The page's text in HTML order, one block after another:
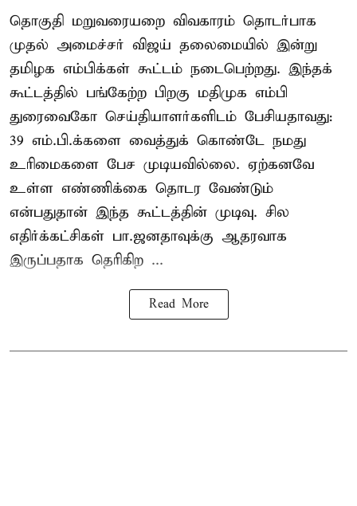
தொகுதி மறுவரையறை விவகாரம் தொடர்பாக
முதல் அமைச்சர் விஜய் தலைமையில் இன்று
தமிழக எம்பிக்கள் கூட்டம் நடைபெற்றது. இந்தக்
கூட்டத்தில் பங்கேற்ற பிறகு மதிமுக எம்பி
துரைவைகோ செய்தியாளர்களிடம் பேசியதாவது:
39 எம்.பி.க்களை வைத்துக் கொண்டே நமது
உரிமைகளை பேச முடியவில்லை. ஏற்கனவே
உள்ள எண்ணிக்கை தொடர வேண்டும்
என்பதுதான் இந்த கூட்டத்தின் முடிவு. சில
எதிர்க்கட்சிகள் பா.ஜனதாவுக்கு ஆதரவாக
இருப்பதாக தெரிகிற ...
Read More